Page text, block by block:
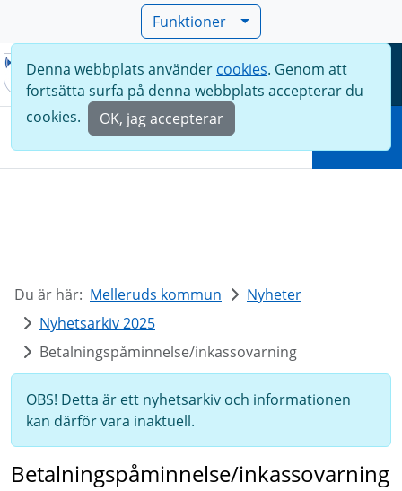
Funktioner
Meny
Denna webbplats använder cookies. Genom att
fortsätta surfa på denna webbplats accepterar du
cookies.
OK, jag accepterar
Du är här: Melleruds kommun
Nyheter
Nyhetsarkiv 2025
Betalningspåminnelse/inkassovarning
OBS! Detta är ett nyhetsarkiv och informationen
kan därför vara inaktuell.
Betalningspåminnelse/inkassovarning